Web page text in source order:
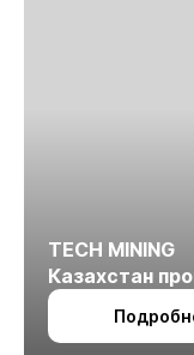
TECH MINING
Казахстан
октября в